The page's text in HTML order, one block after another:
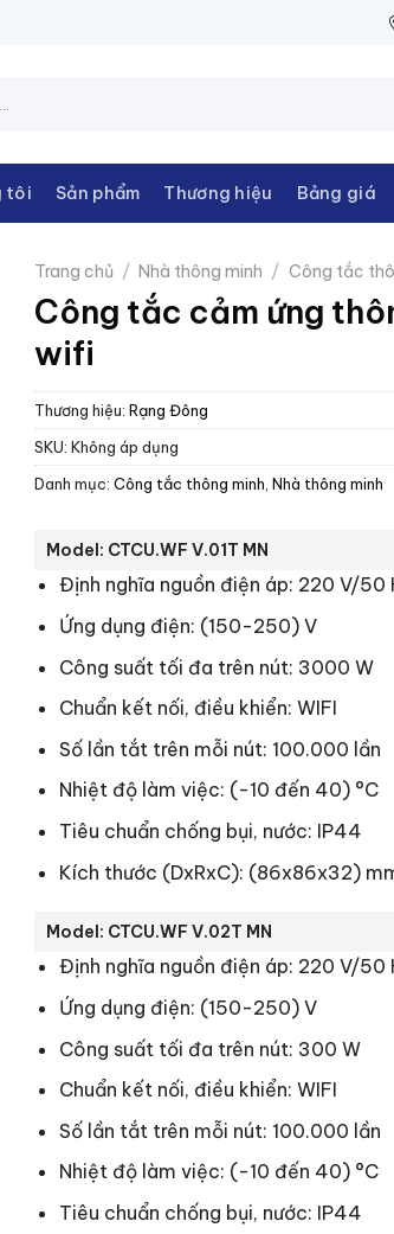
CHÂU
tôi Sản phẩm Thương hiệu Bảng giá
Trang chủ / Nhà thông minh / Công tắc
Công tắc cảm ứng
wifi
Thương hiệu: Rạng Đông
SKU: Không áp dụng
Danh mục: Công tắc thông minh Nhà thông minh
Model: CTCU.WF V.01T MN
Định nghĩa nguồn điện áp: 220 V/50
Ứng dụng điện: (150-250) V
Công suất tối đa trên nút: 3000 W
Chuẩn kết nối, điều khiển: WIFI
Số lần tắt trên mỗi nút: 100.000 lần
Nhiệt độ làm việc: (-10 đến 40) °C
Tiêu chuẩn chống bụi, nước: IP44
Kích thước (DxRxC): (86x86x32)
Model: CTCU.WF V.02T MN
Định nghĩa nguồn điện áp: 220 V/50
Ứng dụng điện: (150-250) V
Công suất tối đa trên nút: 300 W
Chuẩn kết nối, điều khiển: WIFI
Số lần tắt trên mỗi nút: 100.000 lần
Nhiệt độ làm việc: (-10 đến 40) °C
Tiêu chuẩn chống bụi, nước: IP44